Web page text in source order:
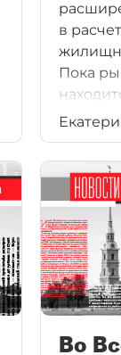
в
Пока
то, что
периода
объемы
Во